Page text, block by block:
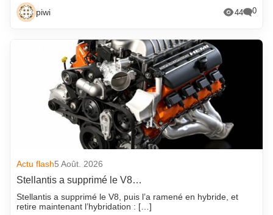
piwi 44 0
Actu flash5 Août. 2026
Stellantis a supprimé le V8…
Stellantis a supprimé le V8, puis l’a ramené en hybride, et
retire maintenant l’hybridation : […]